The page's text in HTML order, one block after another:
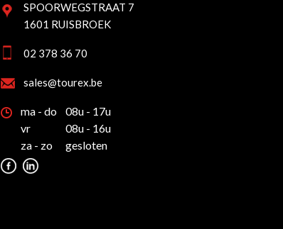
SPOORWEGSTRAAT 7
1601 RUISBROEK
02 378 36 70
sales@tourex.be
ma - do
08u - 17u
vr
08u - 16u
za - zo
gesloten